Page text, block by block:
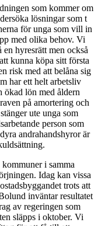
som kommer om
lösningar som t
för unga som vill in
med olika behov. Vi
hyresrätt men också
kunna köpa sitt första
risk med att belåna sig
har ett helt arbetsliv
ökad lön med åldern
på amortering och
ute unga som
person som
andrahandshyror är
i samma
Idag kan vissa
trots att
inväntar resultatet
av regeringen som
släpps i oktober. Vi